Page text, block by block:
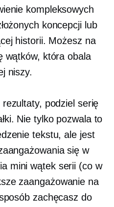
kompleksowych
koncepcji lub
historii. Możesz na
wątków, która obala
niszy.
podziel serię
Nie tylko pozwala to
tekstu, ale jest
się w
mini wątekserii (co w
zaangażowanie na
zachęcasz do